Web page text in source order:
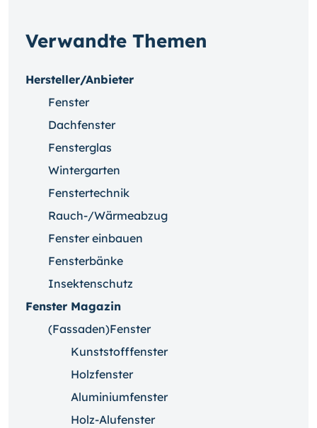
Verwandte Themen
Hersteller/Anbieter
Fenster
Dachfenster
Fensterglas
Wintergarten
Fenstertechnik
Rauch-/Wärmeabzug
Fenster einbauen
Fensterbänke
Insektenschutz
Fenster Magazin
(Fassaden)Fenster
Kunststofffenster
Holzfenster
Aluminiumfenster
Holz-Alufenster